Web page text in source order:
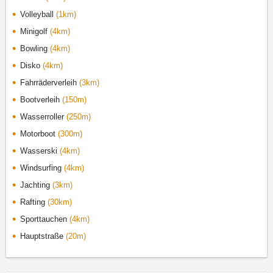
Volleyball (1km)
Minigolf (4km)
Bowling (4km)
Disko (4km)
Fahrräderverleih (3km)
Bootverleih (150m)
Wasserroller (250m)
Motorboot (300m)
Wasserski (4km)
Windsurfing (4km)
Jachting (3km)
Rafting (30km)
Sporttauchen (4km)
Hauptstraße (20m)